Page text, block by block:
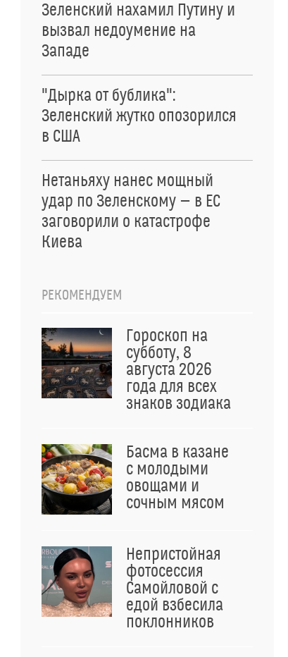
Зеленский нахамил Путину и
вызвал недоумение на
Западе
"Дырка от бублика":
Зеленский жутко опозорился
в США
Нетаньяху нанес мощный
удар по Зеленскому — в ЕС
заговорили о катастрофе
Киева
РЕКОМЕНДУЕМ
Гороскоп на
субботу, 8
августа 2026
года для всех
знаков зодиака
Басма в казане
с молодыми
овощами и
сочным мясом
Непристойная
фотосессия
Самойловой с
едой взбесила
поклонников